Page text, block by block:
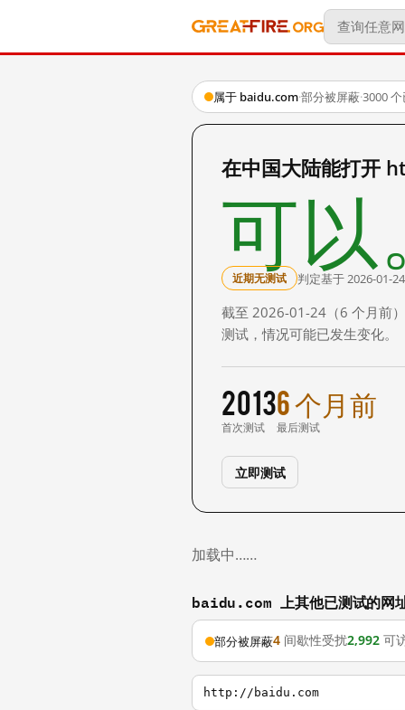
属于 baidu.com·部分被屏蔽·3000
在中国大陆能打开
可以
近期无测试 判定基于 2026-01-
截至 2026-01-24（6 个月前
测试，情况可能已发生变化。
2013
首次测试
6 个月前
最后测试
立即测试
加载中……
baidu.com 上其他已测试的网
部分被屏蔽4 间歇性受扰2,992 可
http://baidu.com